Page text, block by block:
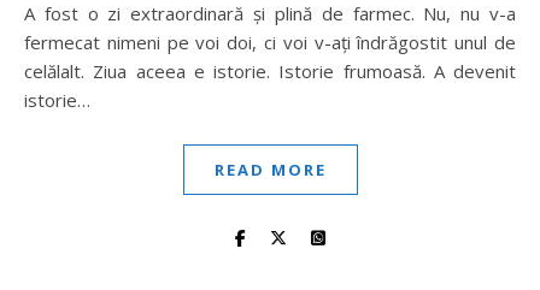
A fost o zi extraordinară și plină de farmec. Nu, nu v-a
fermecat nimeni pe voi doi, ci voi v-ați îndrăgostit unul de
celălalt. Ziua aceea e istorie. Istorie frumoasă. A devenit
istorie…
READ MORE